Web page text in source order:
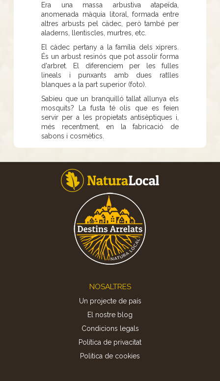
Era una massa arbustiva atapeïda,
anomenada màquia litoral, formada entre
altres arbusts pel càdec, però també per
aladerns, llentiscles, murtres, etc.
El càdec pertany a la família dels xiprers.
És un arbust resinós que pot assolir forma
d'arbret. El diferenciem per les fulles
lineals i punxants amb dues ratlles
blanques a la part superior (foto).
Sabíeu que un branquilló tallat allunya els
mosquits? La fusta té olis que es feien
servir per a les propietats antisèptiques i,
més recentment, en la fabricació de
sabons i cosmètics.
NOSALTRES
Un projecte de país
El nostre blog
Condicions legals
Política de privacitat
Politica de cookies